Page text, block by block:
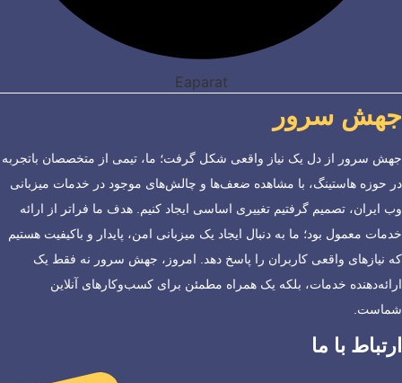
Eaparat
جهش سرور
جهش سرور از دل یک نیاز واقعی شکل گرفت؛ ما، تیمی از متخصصان باتجربه
در حوزه هاستینگ، با مشاهده ضعف‌ها و چالش‌های موجود در خدمات میزبانی
وب ایران، تصمیم گرفتیم تغییری اساسی ایجاد کنیم. هدف ما فراتر از ارائه
خدمات معمول بود؛ ما به دنبال ایجاد یک میزبانی امن، پایدار و باکیفیت هستیم
که نیازهای واقعی کاربران را پاسخ دهد. امروز، جهش سرور نه فقط یک
ارائه‌دهنده خدمات، بلکه یک همراه مطمئن برای کسب‌وکارهای آنلاین
شماست.
ارتباط با ما